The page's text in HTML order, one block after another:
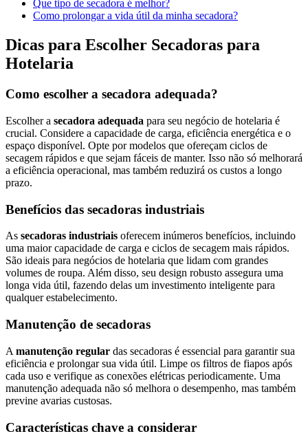
Que tipo de secadora é melhor?
Como prolongar a vida útil da minha secadora?
Dicas para Escolher Secadoras para
Hotelaria
Como escolher a secadora adequada?
Escolher a secadora adequada para seu negócio de hotelaria é
crucial. Considere a capacidade de carga, eficiência energética e o
espaço disponível. Opte por modelos que ofereçam ciclos de
secagem rápidos e que sejam fáceis de manter. Isso não só melhorará
a eficiência operacional, mas também reduzirá os custos a longo
prazo.
Benefícios das secadoras industriais
As secadoras industriais oferecem inúmeros benefícios, incluindo
uma maior capacidade de carga e ciclos de secagem mais rápidos.
São ideais para negócios de hotelaria que lidam com grandes
volumes de roupa. Além disso, seu design robusto assegura uma
longa vida útil, fazendo delas um investimento inteligente para
qualquer estabelecimento.
Manutenção de secadoras
A manutenção regular das secadoras é essencial para garantir sua
eficiência e prolongar sua vida útil. Limpe os filtros de fiapos após
cada uso e verifique as conexões elétricas periodicamente. Uma
manutenção adequada não só melhora o desempenho, mas também
previne avarias custosas.
Características chave a considerar